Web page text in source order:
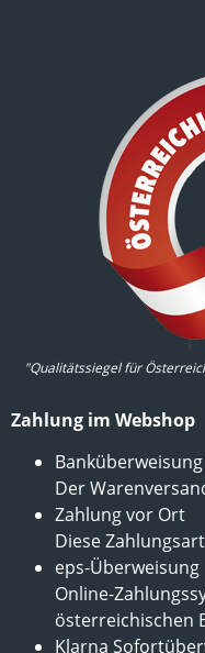
"Qualitätssiegel für
Zahlung im Webshop
Banküberweisung
Der
Zahlung vor Ort
Diese
eps-Überweisung
Online-
österreichischen
Klarna